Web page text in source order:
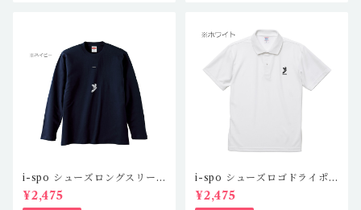
i-spo シューズロングスリー
ブTシャツ2 IS-LS-201,2,3,
4（4カラー）
¥2,475
i-spo シューズロゴドライポ
ロシャツツ IS-DP-101,2,3,
4(4カラー)
¥2,475